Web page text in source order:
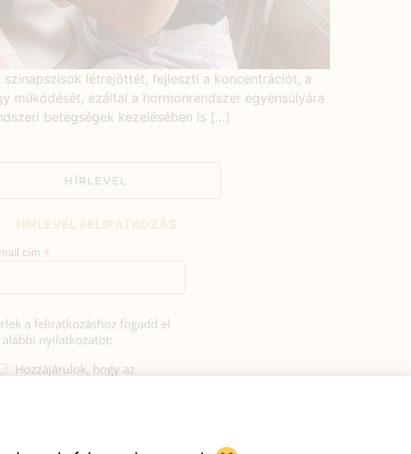
létrejöttét, fejleszti a koncentrációt, a
ezáltal a hormonrendszer egyensúlyára
betegségek kezelésében is […]
HÍRLEVÉL
cím *
a feliratkozáshoz fogadd el
alábbi nyilatkozatot:
Hozzájárulok, hogy az